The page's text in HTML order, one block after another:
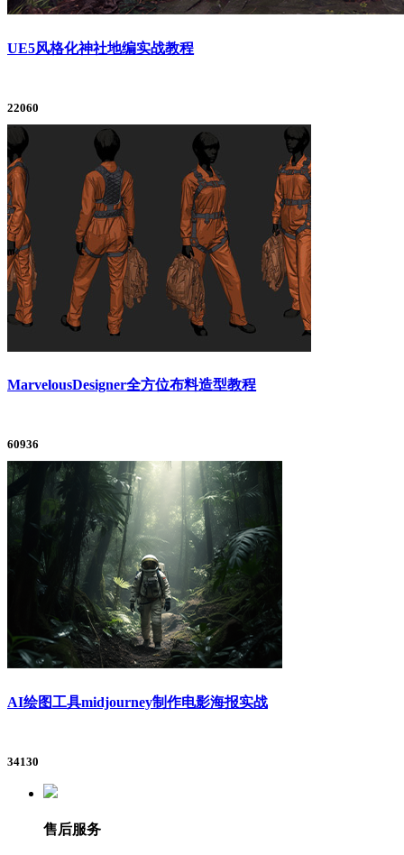
UE5风格化神社地编实战教程
22060
MarvelousDesigner全方位布料造型教程
60936
AI绘图工具midjourney制作电影海报实战
34130
售后服务